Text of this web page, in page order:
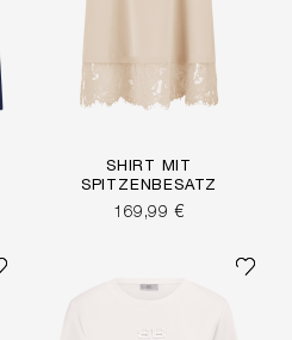
SHIRT MIT
SPITZENBESATZ
169,99 €